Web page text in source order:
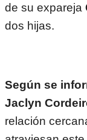
de su expareja
dos hijas.
Según se
Jaclyn
relación